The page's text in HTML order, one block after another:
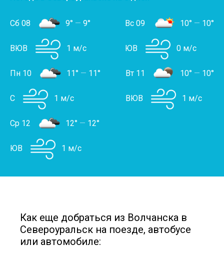
Сб 08 9° — 9°
ВЮВ 1 м/с
Вс 09 10° — 10°
ЮВ 0 м/с
Пн 10 11° — 11°
С 1 м/с
Вт 11 10° — 10°
ВЮВ 1 м/с
Ср 12 12° — 12°
ЮВ 1 м/с
Как еще добраться из Волчанска в
Североуральск на поезде, автобусе
или автомобиле: